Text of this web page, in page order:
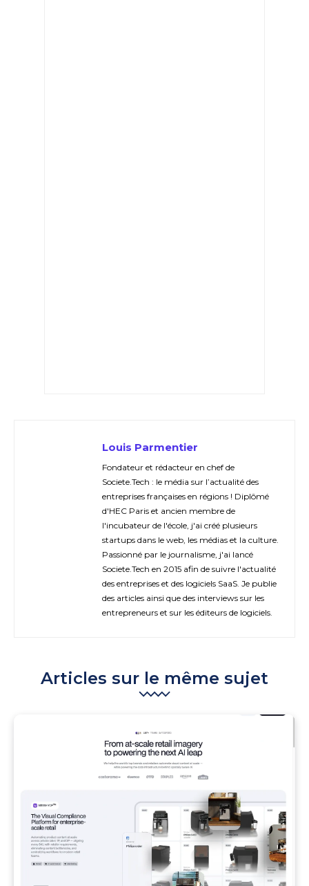
Louis Parmentier
Fondateur et rédacteur en chef de
Societe.Tech : le média sur l’actualité des
entreprises françaises en régions ! Diplômé
d'HEC Paris et ancien membre de
l'incubateur de l'école, j'ai créé plusieurs
startups dans le web, les médias et la culture.
Passionné par le journalisme, j'ai lancé
Societe.Tech en 2015 afin de suivre l'actualité
des entreprises et des logiciels SaaS. Je publie
des articles ainsi que des interviews sur les
entrepreneurs et sur les éditeurs de logiciels.
Articles sur le même sujet